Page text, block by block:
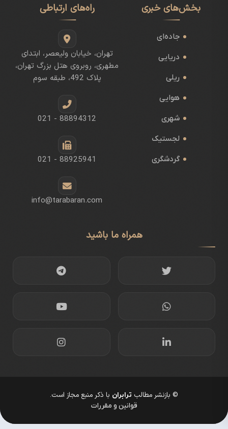
بخش‌های خبری
جاده‌ای
دریایی
ریلی
هوایی
شهری
لجستیک
گردشگری
راه‌های ارتباطی
تهران، خیابان ولیعصر، ابتدای
مطهری، روبروی هتل بزرگ تهران،
پلاک 492، طبقه سوم
021 - 88894312
021 - 88925941
info@tarabaran.com
همراه ما باشید
© بازنشر مطالبترابرانبا ذکر منبع مجاز است.
قوانین و مقررات